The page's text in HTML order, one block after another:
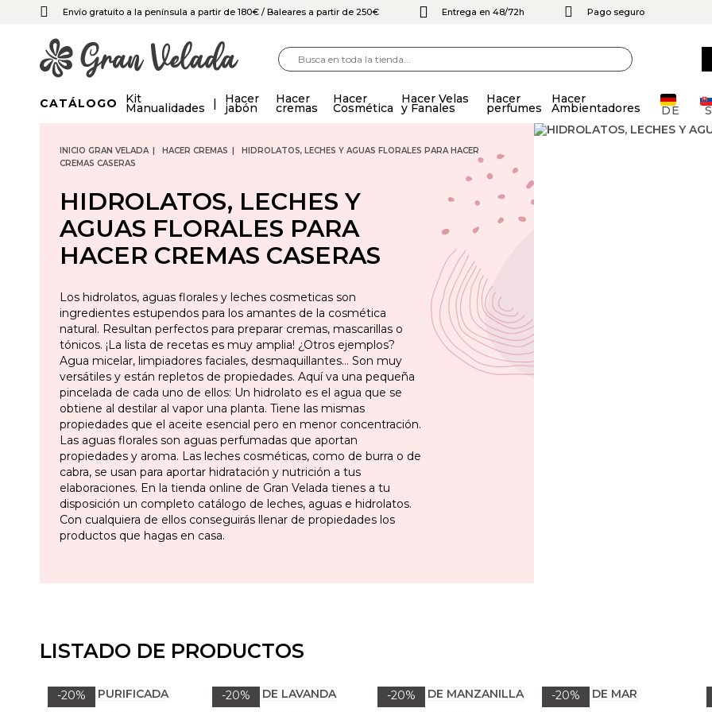
Envío gratuito a la península a partir de 180€ / Baleares a partir de 250€ Entrega en 48/72h Pago seguro
CATÁLOGO Kit
Manualidades
Hacer
jabón
Hacer
cremas
Hacer
Cosmética
Hacer Velas
y Fanales
Hacer
perfumes
Hacer
Ambientadores DE
INICIO GRAN VELADA HACER CREMAS
HIDROLATOS, LECHES Y AGUAS FLORALES PARA HACER
CREMAS CASERAS
HIDROLATOS, LECHES Y
AGUAS FLORALES PARA
HACER CREMAS CASERAS
Los hidrolatos, aguas florales y leches cosmeticas son
ingredientes estupendos para los amantes de la cosmética
natural. Resultan perfectos para preparar cremas, mascarillas o
tónicos. ¡La lista de recetas es muy amplia! ¿Otros ejemplos?
Agua micelar, limpiadores faciales, desmaquillantes… Son muy
versátiles y están repletos de propiedades. Aquí va una pequeña
pincelada de cada uno de ellos: Un hidrolato es el agua que se
obtiene al destilar al vapor una planta. Tiene las mismas
propiedades que el aceite esencial pero en menor concentración.
Las aguas florales son aguas perfumadas que aportan
propiedades y aroma. Las leches cosméticas, como de burra o de
cabra, se usan para aportar hidratación y nutrición a tus
elaboraciones. En la tienda online de Gran Velada tienes a tu
disposición un completo catálogo de leches, aguas e hidrolatos.
Con cualquiera de ellos conseguirás llenar de propiedades los
productos que hagas en casa.
LISTADO DE PRODUCTOS
-20%
-20%
-20%
-20%